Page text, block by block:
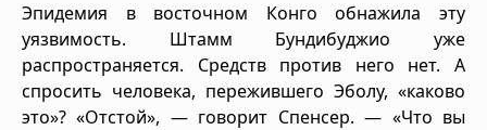
Эпидемия в восточном Конго обнажила эту
уязвимость. Штамм Бундибуджио уже
распространяется. Средств против него нет. А
спросить человека, пережившего Эболу, «каково
это»? «Отстой», — говорит Спенсер. — «Что вы